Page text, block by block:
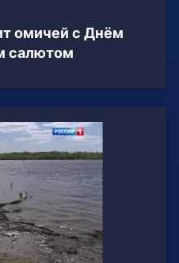
омичей с Днём
салютом